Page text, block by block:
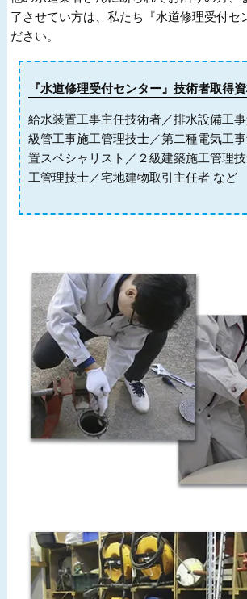
了させてい方は、私たち『水道修理受付セ
ださい。
『水道修理受付センター』技術者取得
給水装置工事主任技術者／排水設備工
級管工事施工管理技士／第二種電気工
置スペシャリスト／２級建築施工管理
工管理技士／宅地建物取引主任者 など